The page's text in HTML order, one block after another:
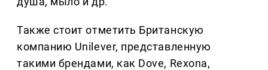
Также стоит отметить Британскую
компанию Unilever, представленную
такими брендами, как Dove, Rexona,